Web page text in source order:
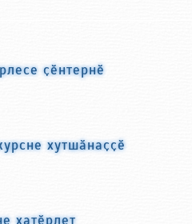
ҫӗнтернӗ
хутшӑнаҫҫӗ
хатӗрлет